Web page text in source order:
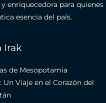
enriquecedora para quienes
esencia del país.
Irak
de Mesopotamia
Viaje en el Corazón del